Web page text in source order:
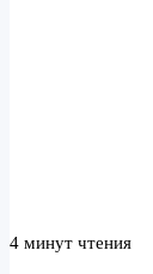
4 минут чтения